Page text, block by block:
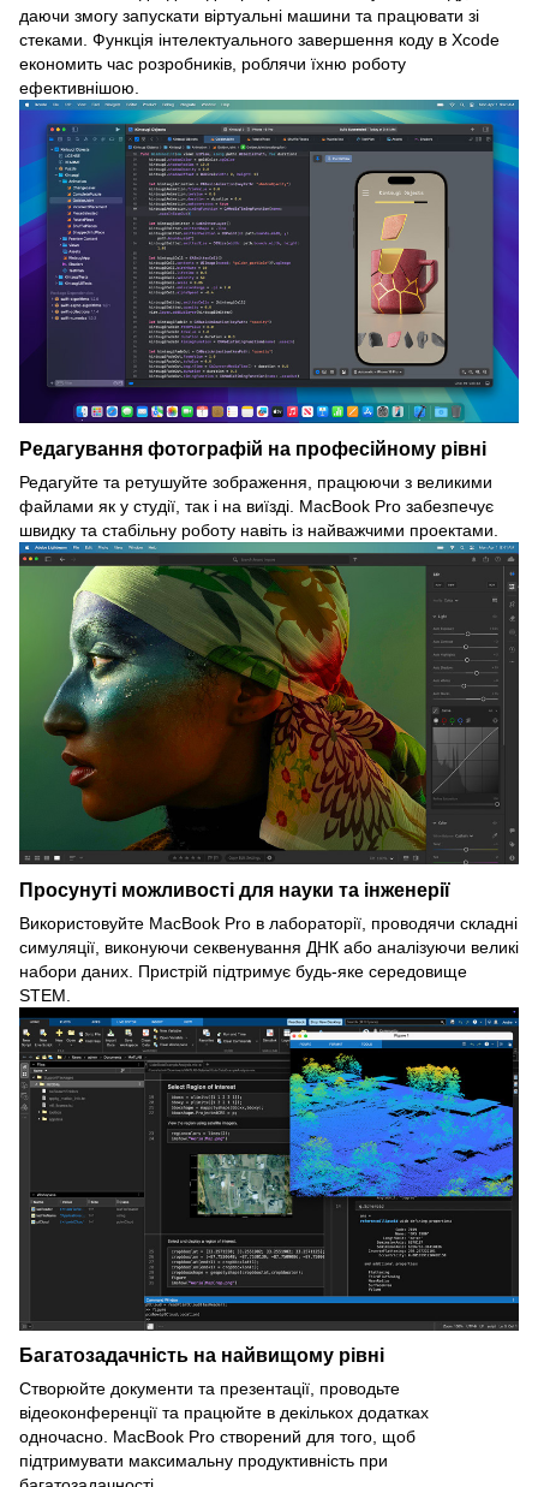
даючи змогу запускати віртуальні машини та працювати зі
стеками. Функція інтелектуального завершення коду в Xcode
економить час розробників, роблячи їхню роботу
ефективнішою.
Редагування фотографій на професійному рівні
Редагуйте та ретушуйте зображення, працюючи з великими
файлами як у студії, так і на виїзді. MacBook Pro забезпечує
швидку та стабільну роботу навіть із найважчими проектами.
Просунуті можливості для науки та інженерії
Використовуйте MacBook Pro в лабораторії, проводячи складні
симуляції, виконуючи секвенування ДНК або аналізуючи великі
набори даних. Пристрій підтримує будь-яке середовище
STEM.
Багатозадачність на найвищому рівні
Створюйте документи та презентації, проводьте
відеоконференції та працюйте в декількох додатках
одночасно. MacBook Pro створений для того, щоб
підтримувати максимальну продуктивність при